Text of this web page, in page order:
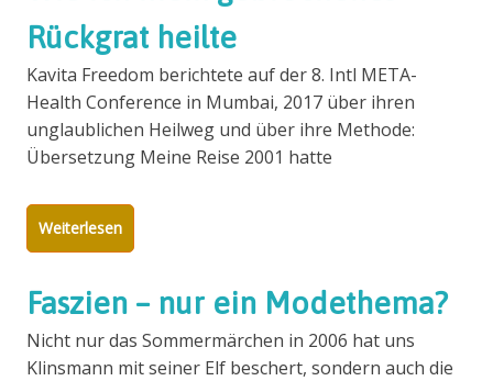
Rückgrat heilte
Kavita Freedom berichtete auf der 8. Intl META-
Health Conference in Mumbai, 2017 über ihren
unglaublichen Heilweg und über ihre Methode:
Übersetzung Meine Reise 2001 hatte
Weiterlesen
Faszien – nur ein Modethema?
Nicht nur das Sommermärchen in 2006 hat uns
Klinsmann mit seiner Elf beschert, sondern auch die